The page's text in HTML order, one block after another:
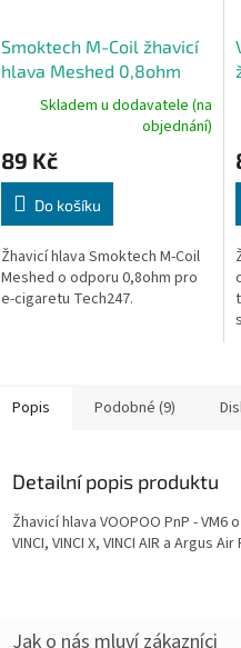
Smoktech M-Coil žhavicí
hlava Meshed 0,8ohm
Skladem u dodavatele (na
objednání)
89 Kč
Do košíku
Žhavicí hlava Smoktech M-Coil
Meshed o odporu 0,8ohm pro
e-cigaretu Tech247.
Popis Podobné (9)
Detailní popis produktu
Žhavicí hlava VOOPOO PnP -
VINCI, VINCI X, VINCI AIR a Argus Air